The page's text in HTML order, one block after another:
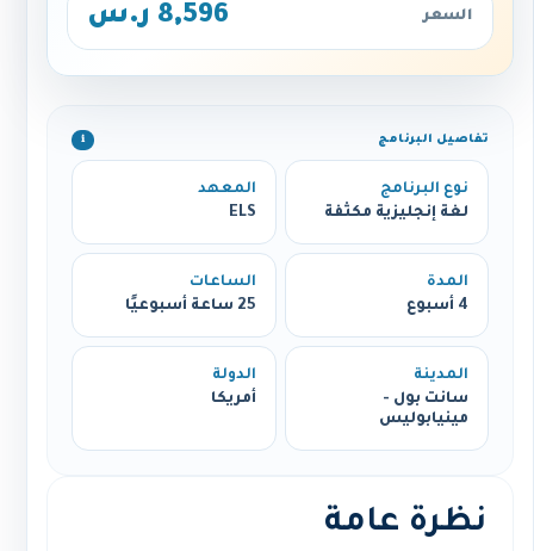
السعر 8,596 ر.س
تفاصيل البرنامج ℹ️
نوع البرنامج
لغة إنجليزية مكثفة
المعهد
ELS
المدة
4 أسبوع
الساعات
25 ساعة أسبوعيًا
المدينة
سانت بول -
مينيابوليس
الدولة
أمريكا
نظرة عامة